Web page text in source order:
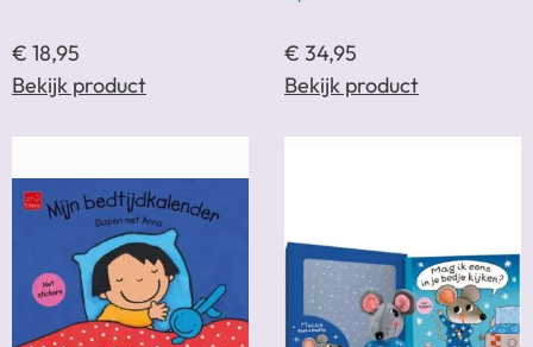
€ 18,95
Bekijk product
€ 34,95
Bekijk product